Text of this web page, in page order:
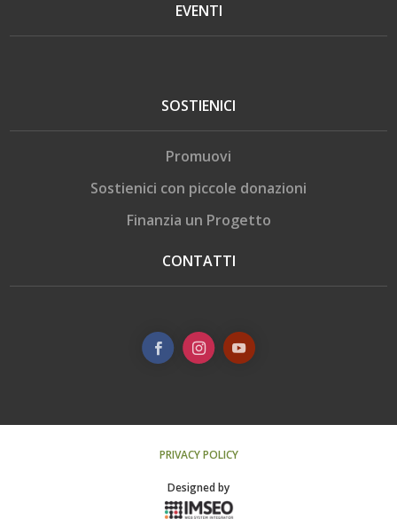
EVENTI
SOSTIENICI
Promuovi
Sostienici con piccole donazioni
Finanzia un Progetto
CONTATTI
PRIVACY POLICY
Designed by